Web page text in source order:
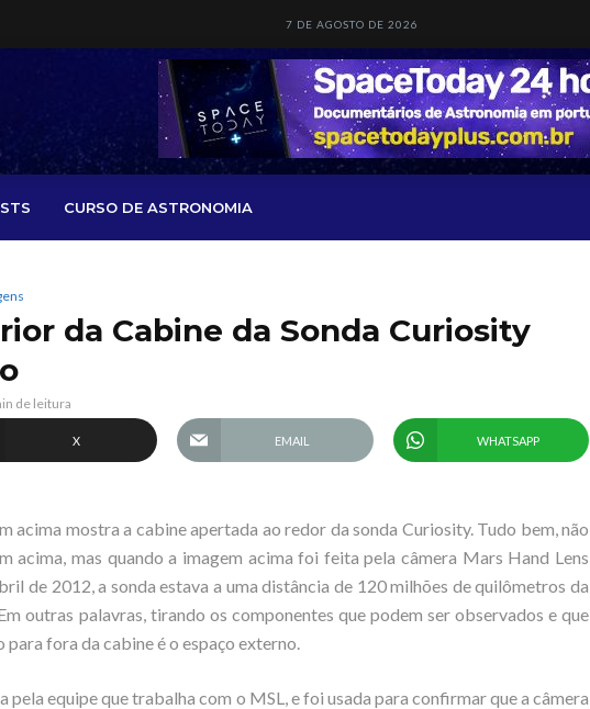
7 DE AGOSTO DE 2026
CURSO DE ASTRONOMIA
da Cabine da Sonda Curiosity
de leitura
X EMAIL WHATSAPP
acima mostra a cabine apertada ao redor da sonda Curiosity. Tudo bem, não
acima, mas quando a imagem acima foi feita pela câmera Mars Hand Lens
de 2012, a sonda estava a uma distância de 120 milhões de quilômetros da
outras palavras, tirando os componentes que podem ser observados e que
fora da cabine é o espaço externo.
pela equipe que trabalha com o MSL, e foi usada para confirmar que a câmera